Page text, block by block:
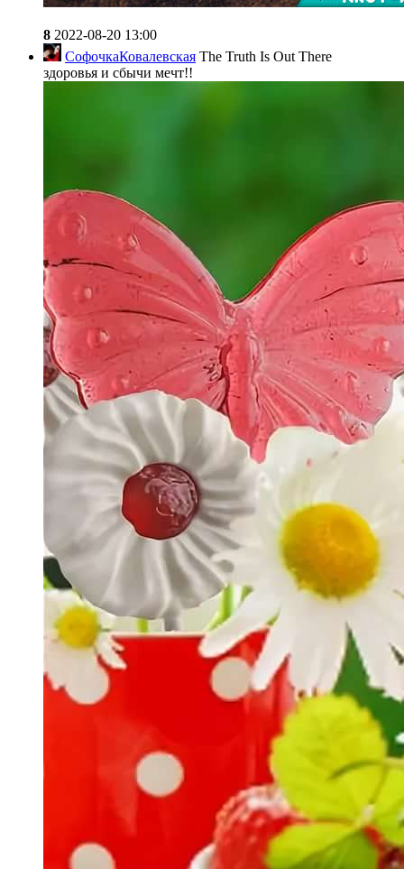
8 2022-08-20 13:00
СофочкаКовалевская The Truth Is Out There
здоровья и сбычи мечт!!